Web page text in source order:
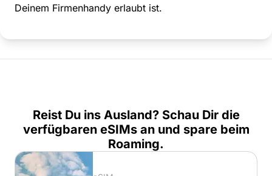
Deinem Firmenhandy erlaubt ist.
Reist Du ins Ausland? Schau Dir die
verfügbaren eSIMs an und spare beim
Roaming.